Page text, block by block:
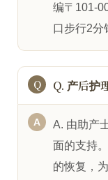
编〒101-
口步行2分
Q. 产后护
A. 由助产
面的支持
的恢复，